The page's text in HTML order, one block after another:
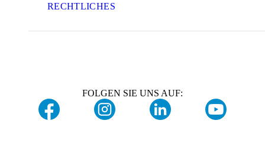
RECHTLICHES
FOLGEN SIE UNS AUF: